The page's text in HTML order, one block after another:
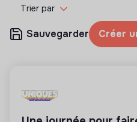
Trier par
Sauvegarder Créer